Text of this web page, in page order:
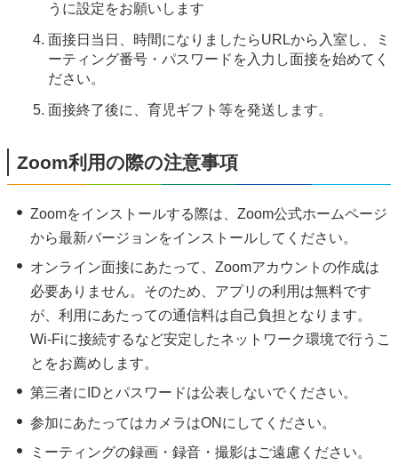
うに設定をお願いします
面接日当日、時間になりましたらURLから入室し、ミ
ーティング番号・パスワードを入力し面接を始めてく
ださい。
面接終了後に、育児ギフト等を発送します。
Zoom利用の際の注意事項
Zoomをインストールする際は、Zoom公式ホームページ
から最新バージョンをインストールしてください。
オンライン面接にあたって、Zoomアカウントの作成は
必要ありません。そのため、アプリの利用は無料です
が、利用にあたっての通信料は自己負担となります。
Wi-Fiに接続するなど安定したネットワーク環境で行うこ
とをお薦めします。
第三者にIDとパスワードは公表しないでください。
参加にあたってはカメラはONにしてください。
ミーティングの録画・録音・撮影はご遠慮ください。